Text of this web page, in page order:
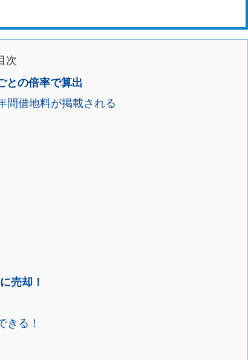
次
との倍率で算出
間借地料が掲載される
売却！
きる！